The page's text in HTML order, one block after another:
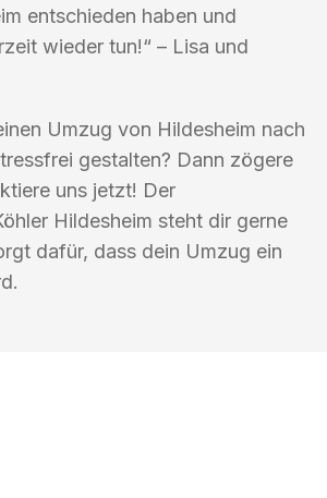
entschieden haben und
wieder tun!“ – Lisa und
Umzug von Hildesheim nach
gestalten? Dann zögere
uns jetzt! Der
Hildesheim steht dir gerne
dafür, dass dein Umzug ein